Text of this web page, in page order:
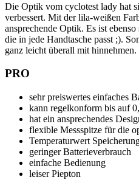
Die Optik vom cyclotest lady hat
verbessert. Mit der lila-weißen
ansprechende Optik. Es ist
die in jede Handtasche passt ;).
ganz leicht überall mit hinnehmen.
PRO
sehr preiswertes einfaches
kann regelkonform bis auf
hat ein ansprechendes
flexible Messspitze für die
Temperaturwert
geringer Batterieverbrauch
einfache Bedienung
leiser Piepton